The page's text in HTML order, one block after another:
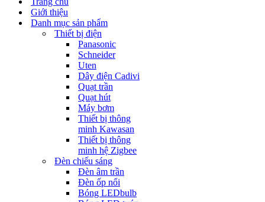
Giới thiệu
Danh mục sản phẩm
Thiết bị điện
Panasonic
Schneider
Uten
Dây điện Cadivi
Quạt trần
Quạt hút
Máy bơm
Thiết bị thông
minh Kawasan
Thiết bị thông
minh hệ Zigbee
Đèn chiếu sáng
Đèn âm trần
Đèn ốp nổi
Bóng LEDbulb